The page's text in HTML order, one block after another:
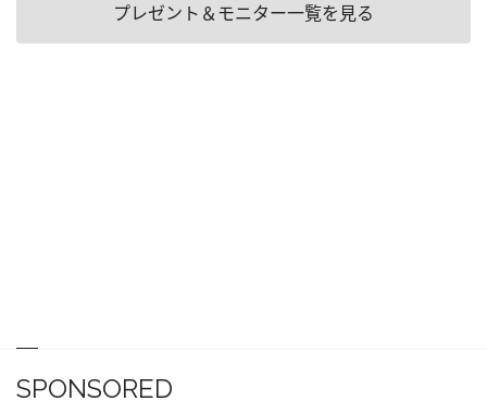
プレゼント＆モニター一覧を見る
SPONSORED